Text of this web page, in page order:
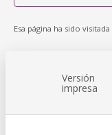
Esa página ha sido visitada
Versión
impresa